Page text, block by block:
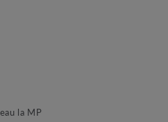
la MP